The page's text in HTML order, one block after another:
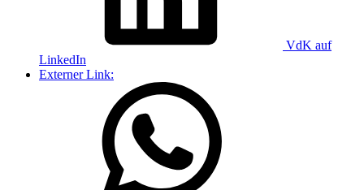
VdK auf
LinkedIn
Externer Link: